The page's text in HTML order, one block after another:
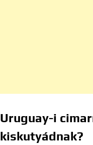
Uruguay-i
kiskutyádnak?